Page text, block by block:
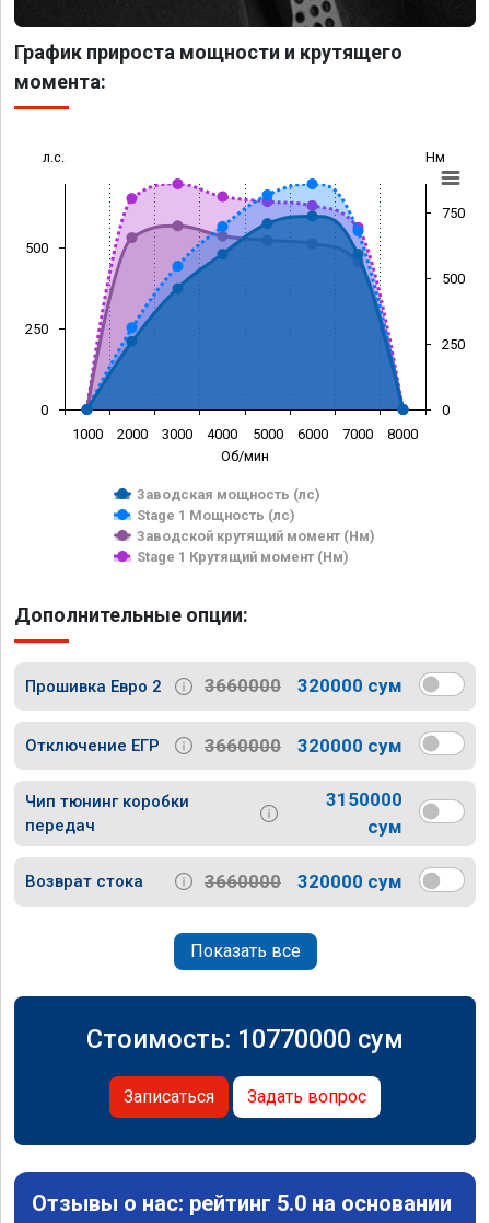
График прироста мощности и крутящего
момента:
Об/мин
л.с. Нм
Заводская мощность (лс)
Stage 1 Мощность (лс)
Заводской крутящий момент (Нм)
Stage 1 Крутящий момент (Нм)
1000 2000 3000 4000 5000 6000 7000 8000
0
250
500
0
250
500
750
Дополнительные опции:
Прошивка Евро 2 3660000 320000 сум
Отключение ЕГР 3660000 320000 сум
Чип тюнинг коробки
передач
3150000
сум
Возврат стока 3660000 320000 сум
Показать все
Стоимость: 10770000 сум
Записаться Задать вопрос
Отзывы о нас: рейтинг 5.0 на основании